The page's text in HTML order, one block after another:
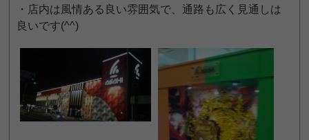
・店内は風情ある良い雰囲気で、通路も広く見通しは
良いです(^^)